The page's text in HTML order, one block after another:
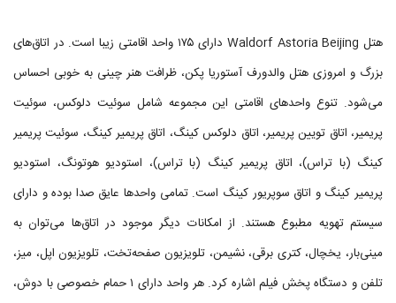
هتل Waldorf Astoria Beijing دارای ۱۷۵ واحد اقامتی زیبا است. در اتاق‌های
بزرگ و امروزی هتل والدورف آستوریا پکن، ظرافت هنر چینی به خوبی احساس
می‌شود. تنوع واحدهای اقامتی این مجموعه شامل سوئیت دلوکس، سوئیت
پریمیر، اتاق تویین پریمیر، اتاق دلوکس کینگ، اتاق پریمیر کینگ، سوئیت پریمیر
کینگ (با تراس)، اتاق پریمیر کینگ (با تراس)، استودیو هوتونگ، استودیو
پریمیر کینگ و اتاق سوپریور کینگ است. تمامی واحدها عایق صدا بوده و دارای
سیستم تهویه مطبوع هستند. از امکانات دیگر موجود در اتاق‌ها می‌توان به
مینی‌بار، یخچال، کتری برقی، نشیمن، تلویزیون صفحه‌تخت، تلویزیون اپل، میز،
تلفن و دستگاه پخش فیلم اشاره کرد. هر واحد دارای ۱ حمام خصوصی با دوش،